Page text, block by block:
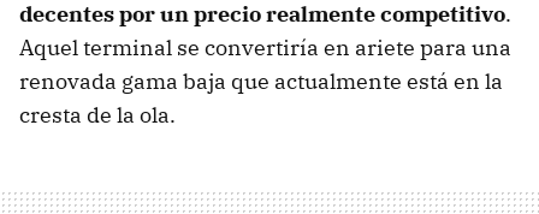
decentes por un precio realmente competitivo.
Aquel terminal se convertiría en ariete para una
renovada gama baja que actualmente está en la
cresta de la ola.